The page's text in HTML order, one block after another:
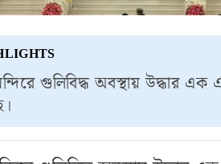
গুলিবিদ্ধ অবস্থায় উদ্ধার